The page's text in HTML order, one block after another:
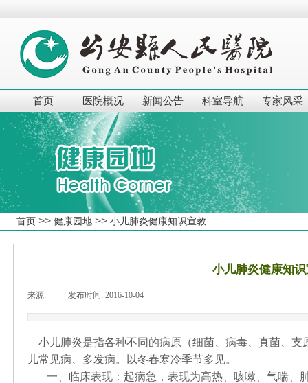
首页 医院概况 新闻公告 科室导航 专家风采
首页 >> 健康园地 >> 小儿肺炎健康知识宣教
小儿肺炎健康知
来源: 发布时间: 2016-10-04
小儿肺炎是指各种不同的病原（细菌、病毒、真菌、
儿常见病、多发病。以冬春寒冷季节多见。
一、临床表现：起病急，表现为高热、咳嗽、气喘、